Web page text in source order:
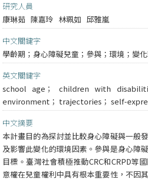
研究人員
康琳茹 陳嘉玲 林珮如 邱雅嵐
中文關鍵字
學齡期；身心障礙兒童；參與；環境；變
英文關鍵字
school age； children with
environment； trajectories； self-
中文摘要
本計畫目的為探討並比較身心障礙與一般
及影響此變化的環境因素。參與是身心障
目標。臺灣社會積極推動CRC和CRPD等
意權在兒童權利中具有根本重要性，不因